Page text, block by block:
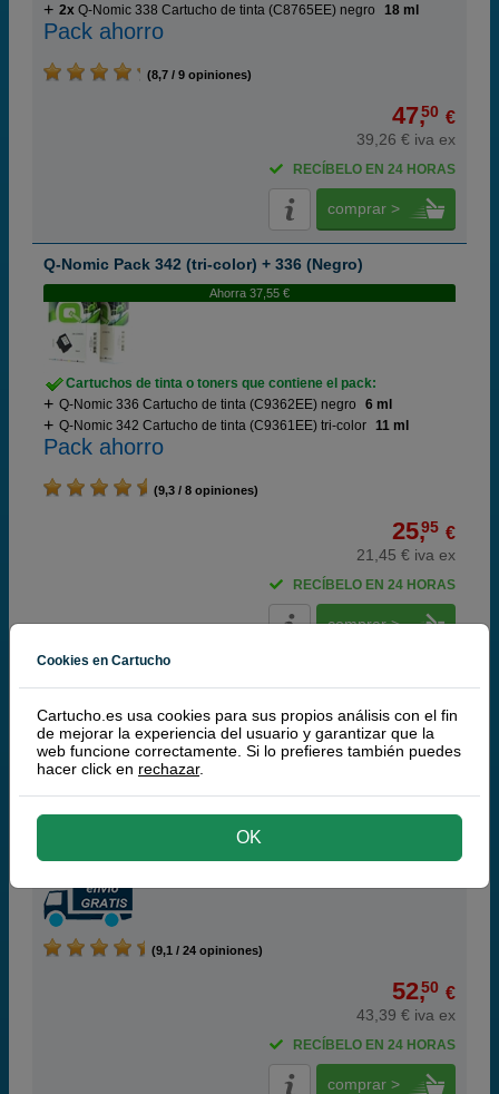
2x Q-Nomic 338 Cartucho de tinta (C8765EE) negro 18 ml
Pack ahorro
(8,7 / 9 opiniones)
47,50 €
39,26 € iva ex
RECÍBELO EN 24 HORAS
comprar >
Q-Nomic Pack 342 (tri-color) + 336 (Negro)
Ahorra 37,55 €
Cartuchos de tinta o toners que contiene el pack:
Q-Nomic 336 Cartucho de tinta (C9362EE) negro
6 ml
Q-Nomic 342 Cartucho de tinta (C9361EE) tri-color 11 ml
Pack ahorro
(9,3 / 8 opiniones)
25,95 €
21,45 € iva ex
RECÍBELO EN 24 HORAS
comprar >
Cartuchos de tinta o toners que contiene el pack:
Q-Nomic 343 Cartucho de tinta (C8766EE) tri-color
Pack ahorro
(9,1 / 24 opiniones)
52,50 €
43,39 € iva ex
RECÍBELO EN 24 HORAS
comprar >
Cookies en Cartucho
Cartucho.es usa cookies para sus propios análisis con el fin
de mejorar la experiencia del usuario y garantizar que la
web funcione correctamente. Si lo prefieres también puedes
hacer click en rechazar.
OK